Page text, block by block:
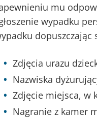
mu
wypadku
Zdjęcia urazu
Nazwiska
Zdjęcie miejsca, w
Nagranie z kamer